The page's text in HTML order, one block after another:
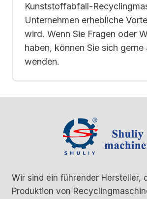
Kunststoffabfall-
Unternehmen erhebliche
wird. Wenn Sie Fragen oder
haben, können Sie sich gerne
wenden.
Wir sind ein führender Hersteller,
Produktion von